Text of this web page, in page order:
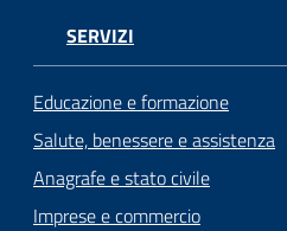
SERVIZI
Educazione e formazione
Salute, benessere e assistenza
Anagrafe e stato civile
Imprese e commercio